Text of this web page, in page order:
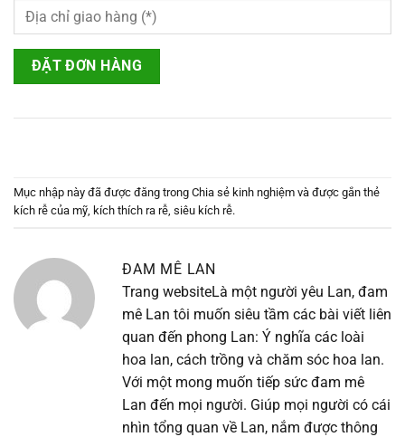
Mục nhập này đã được đăng trong Chia sẻ kinh nghiệm và được gắn thẻ
kích rễ của mỹ, kích thích ra rễ, siêu kích rễ.
ĐAM MÊ LAN
Trang websiteLà một người yêu Lan, đam
mê Lan tôi muốn siêu tầm các bài viết liên
quan đến phong Lan: Ý nghĩa các loài
hoa lan, cách trồng và chăm sóc hoa lan.
Với một mong muốn tiếp sức đam mê
Lan đến mọi người. Giúp mọi người có cái
nhìn tổng quan về Lan, nắm được thông